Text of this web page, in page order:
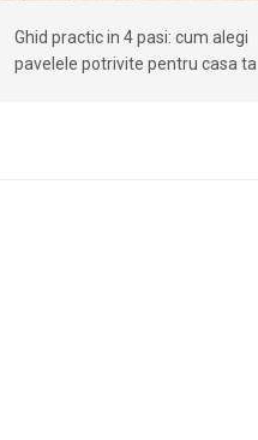
Ghid practic in 4 pasi: cum alegi
pavelele potrivite pentru casa ta